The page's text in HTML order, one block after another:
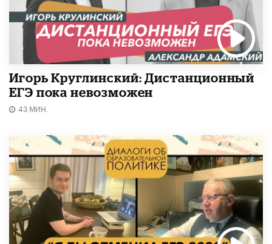
Игорь Круглинский: Дистанционный
ЕГЭ пока невозможен
43 МИН.